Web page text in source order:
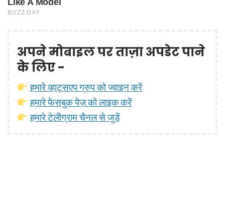
अपने मोबाइल पर ताज़ा अपडेट पाने
के लिए -
हमारे व्हाट्सएप ग्रुप को ज्वाइन करें
हमारे फेसबुक पेज़ को लाइक करें
हमारे टेलीग्राम चैनल से जुड़ें